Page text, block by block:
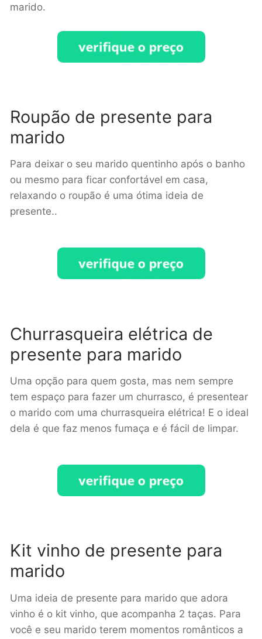
marido.
Roupão de presente para
marido
Para deixar o seu marido quentinho após o banho
ou mesmo para ficar confortável em casa,
relaxando o roupão é uma ótima ideia de
presente..
Churrasqueira elétrica de
presente para marido
Uma opção para quem gosta, mas nem sempre
tem espaço para fazer um churrasco, é presentear
o marido com uma churrasqueira elétrica! E o ideal
dela é que faz menos fumaça e é fácil de limpar.
Kit vinho de presente para
marido
Uma ideia de presente para marido que adora
vinho é o kit vinho, que acompanha 2 taças. Para
você e seu marido terem momentos românticos a